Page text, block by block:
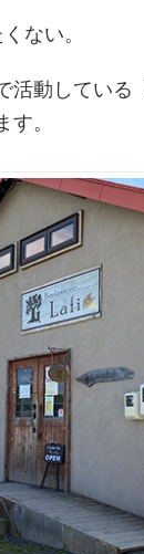
ない。
活動している
。